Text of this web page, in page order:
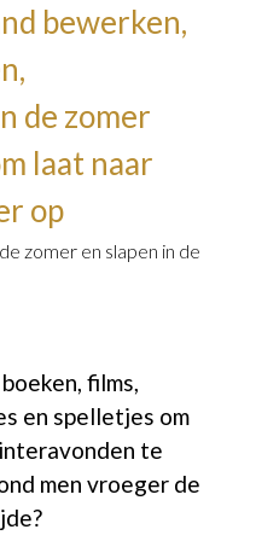
bewerken,
de zomer
laat naar
op
zomer en slapen in de
films,
en spelletjes om
te
men vroeger de